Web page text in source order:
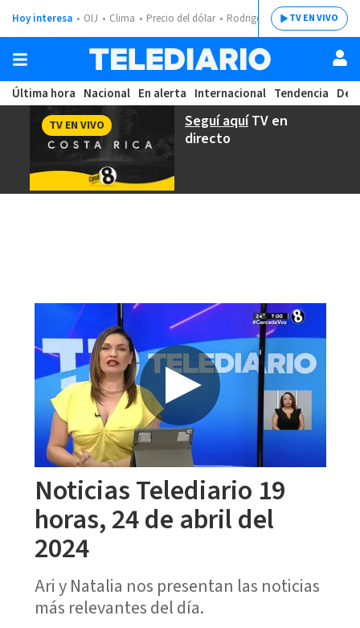
Hoy interesa OIJ Clima Precio del dólar Rodrigo ChavesTV EN VIVO
Última hora Nacional En alerta Internacional Tendencia
Seguí aquíTV en
directo
TV EN VIVO
Noticias Telediario 19
horas, 24 de abril del
2024
Ari y Natalia nos presentan las noticias
más relevantes del día.